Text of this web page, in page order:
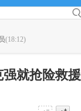
(18:12)
就抢险救援